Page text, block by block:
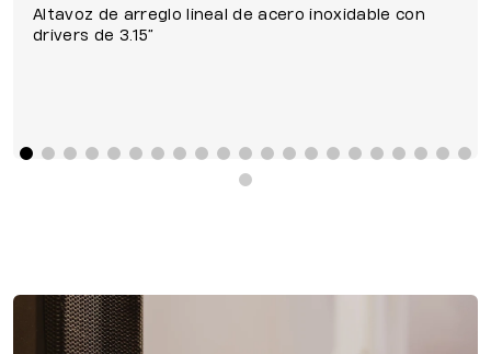
Altavoz de arreglo lineal de acero inoxidable con
drivers de 3.15”